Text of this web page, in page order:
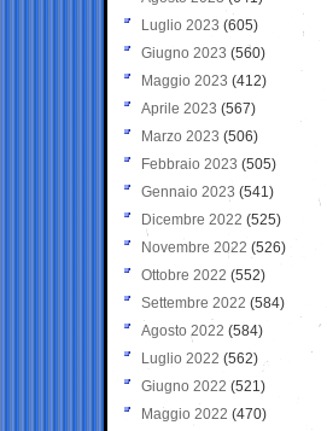
Luglio 2023 (605)
Giugno 2023 (560)
Maggio 2023 (412)
Aprile 2023 (567)
Marzo 2023 (506)
Febbraio 2023 (505)
Gennaio 2023 (541)
Dicembre 2022 (525)
Novembre 2022 (526)
Ottobre 2022 (552)
Settembre 2022 (584)
Agosto 2022 (584)
Luglio 2022 (562)
Giugno 2022 (521)
Maggio 2022 (470)